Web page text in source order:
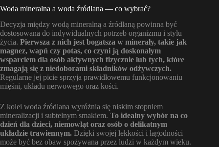
Woda mineralna a woda źródlana — co wybrać?
Decyzja między wodą mineralną a źródlaną powinna być
dostosowana do indywidualnych potrzeb organizmu i stylu
życia. Pierwsza z nich jest bogatsza w minerały, takie jak
magnez, wapń czy potas, co czyni ją doskonałym
wsparciem dla osób aktywnych fizycznie lub tych, które
zmagają się z niedoborami składników odżywczych.
Regularne jej picie sprzyja prawidłowemu funkcjonowaniu
mięśni, układu nerwowego oraz kości.
Z kolei woda źródlana wyróżnia się niskim stopniem
mineralizacji i subtelnym smakiem. To idealny wybór na co
dzień dla dzieci, niemowląt oraz osób o delikatnym
układzie trawiennym. Dzięki swojej lekkości i łagodności
może być bez obaw spożywana przez ludzi w każdym wieku.